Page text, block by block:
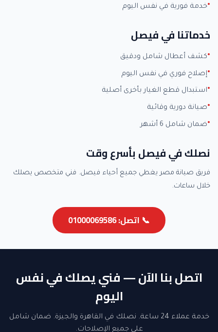
خدمة فورية في نفس اليوم
خدماتنا في فيصل
كشف أعطال شامل ودقيق
إصلاح فوري في نفس اليوم
استبدال قطع الغيار بأخرى أصلية
صيانة دورية وقائية
ضمان شامل 6 أشهر
نصلك في فيصل بأسرع وقت
فريق صيانة مصر يغطي جميع أحياء فيصل. فني متخصص يصلك
خلال ساعات.
📞 اتصل: 01000069586
اتصل بنا الآن — فني يصلك في نفس
اليوم
خدمة عملاء 24 ساعة. نصلك في القاهرة والجيزة. ضمان شامل
على جميع الإصلاحات.